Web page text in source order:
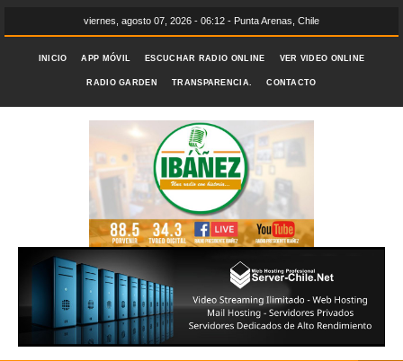
viernes, agosto 07, 2026 - 06:12 - Punta Arenas, Chile
INICIO APP MÓVIL ESCUCHAR RADIO ONLINE VER VIDEO ONLINE
RADIO GARDEN TRANSPARENCIA. CONTACTO